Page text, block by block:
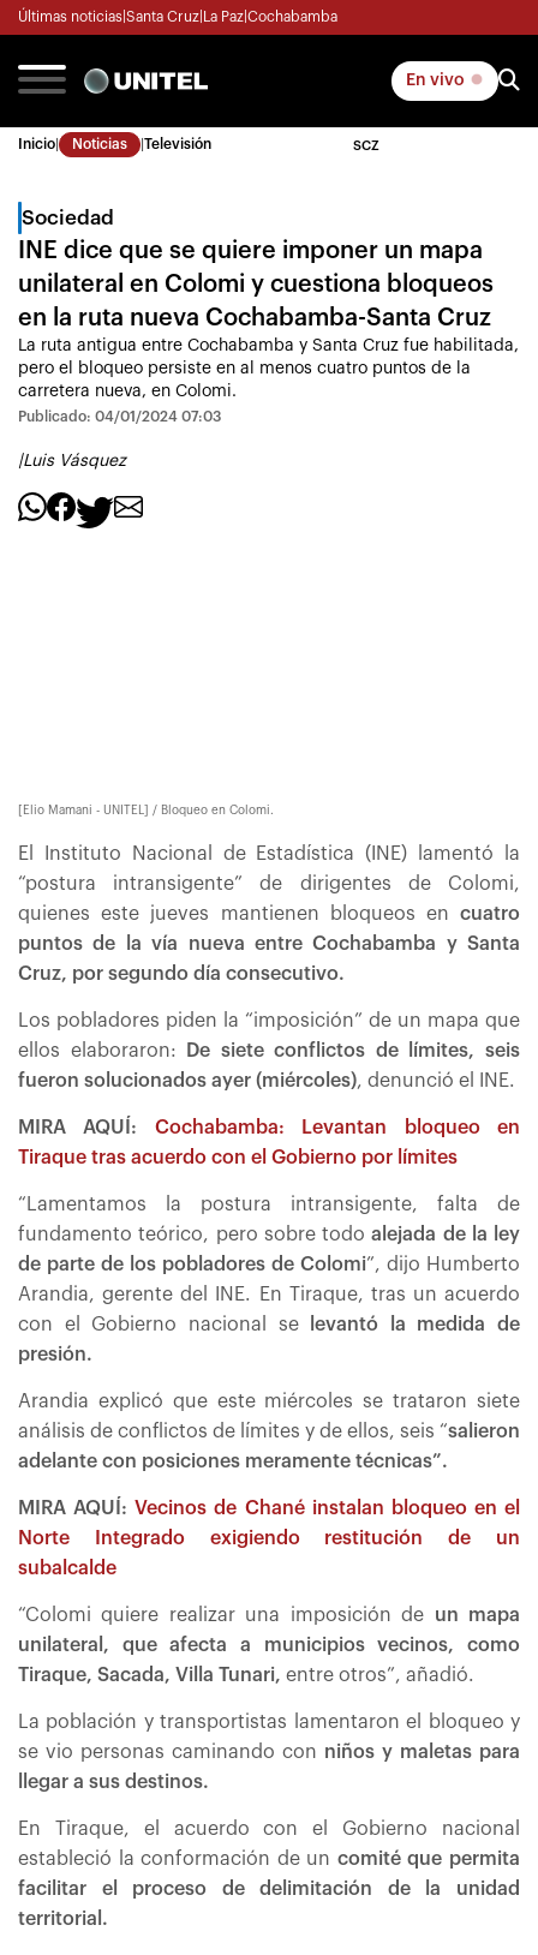
Últimas noticias Santa Cruz La Paz Cochabamba
En vivo
Inicio Noticias Televisión SCZ
Sociedad
INE dice que se quiere imponer un mapa
unilateral en Colomi y cuestiona bloqueos
en la ruta nueva Cochabamba-Santa Cruz
La ruta antigua entre Cochabamba y Santa Cruz fue habilitada,
pero el bloqueo persiste en al menos cuatro puntos de la
carretera nueva, en Colomi.
Publicado: 04/01/2024 07:03
|Luis Vásquez
[Elio Mamani - UNITEL] / Bloqueo en Colomi.
El Instituto Nacional de Estadística (INE) lamentó la
“postura intransigente” de dirigentes de Colomi,
quienes este jueves mantienen bloqueos en cuatro
puntos de la vía nueva entre Cochabamba y Santa
Cruz, por segundo día consecutivo.
Los pobladores piden la “imposición” de un mapa que
ellos elaboraron:
De siete conflictos de límites, seis
fueron solucionados ayer (miércoles), denunció el INE.
MIRA AQUÍ: Cochabamba: Levantan bloqueo en
Tiraque tras acuerdo con el Gobierno por límites
“Lamentamos la postura intransigente, falta de
fundamento teórico, pero sobre todo alejada de la ley
de parte de los pobladores de Colomi”, dijo Humberto
Arandia, gerente del INE. En Tiraque, tras un acuerdo
con el Gobierno nacional se
levantó la medida de
presión.
Arandia explicó que este miércoles se trataron siete
análisis de conflictos de límites y de ellos, seis “salieron
adelante con posiciones meramente técnicas”.
MIRA AQUÍ:Vecinos de Chané instalan bloqueo en el
Norte Integrado exigiendo restitución de un
subalcalde
“Colomi quiere realizar una imposición de un mapa
unilateral, que afecta a municipios vecinos, como
Tiraque, Sacada, Villa Tunari, entre otros”, añadió.
La población y transportistas lamentaron el bloqueo y
se vio personas caminando con niños y maletas para
llegar a sus destinos.
En Tiraque, el acuerdo con el Gobierno nacional
estableció la conformación de un comité que permita
facilitar el proceso de delimitación de la unidad
territorial.